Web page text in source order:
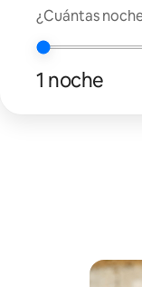
¿Cuántas
1 noche